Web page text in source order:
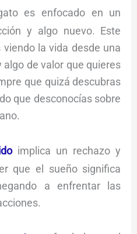
es enfocado en un
y algo nuevo. Este
la vida desde una
de valor que quieres
que quizá descubras
que desconocías sobre
implica un rechazo y
que el sueño significa
a enfrentar las